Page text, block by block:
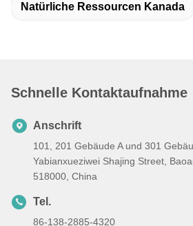
Natürliche Ressourcen Kanada
Schnelle Kontaktaufnahme
Anschrift
101, 201 Gebäude A und 301
Yabianxueziwei Shajing Street,
518000, China
Tel.
86-138-2885-4320